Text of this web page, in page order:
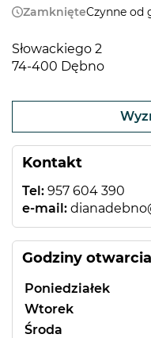
ZamknięteCzynne od
Słowackiego 2
74-400 Dębno
Kontakt
Tel: 957 604 390
e-mail:
Godziny otwarcia
Poniedziałek
Wtorek
Środa
−